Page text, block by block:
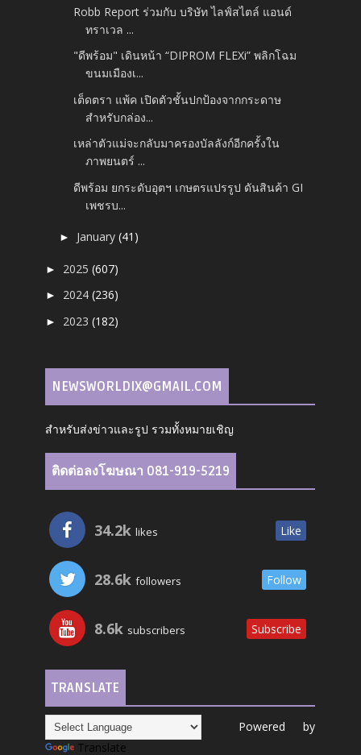
Robb Report ร่วมกับ บริษัท ไลฟ์สไตล์ แอนด์
ทราเวล ...
"ดีพร้อม" เดินหน้า “DIPROM FLEXi” พลิกโฉม
ขนมเมืองเ...
เต็ดตรา แพ้ค เปิดตัวชั้นปกป้องจากกระดาษ
สำหรับกล่อง...
เหล่าตัวแม่จะกลับมาครองบัลลังก์อีกครั้งใน
ภาพยนตร์ ...
ดีพร้อม ยกระดับอุตฯ เกษตรแปรรูป ดันสินค้า GI
เพชรบ...
► January(41)
► 2025(607)
► 2024(236)
► 2023(182)
NEWSWORLDIX@GMAIL.COM
สำหรับส่งข่าวและรูป รวมทั้งหมายเชิญ
ติดต่อลงโฆษณา 081-919-5219
34.2k likes Like
28.6k followers Follow
8.6k subscribers Subscribe
TRANSLATE
Powered by
Translate